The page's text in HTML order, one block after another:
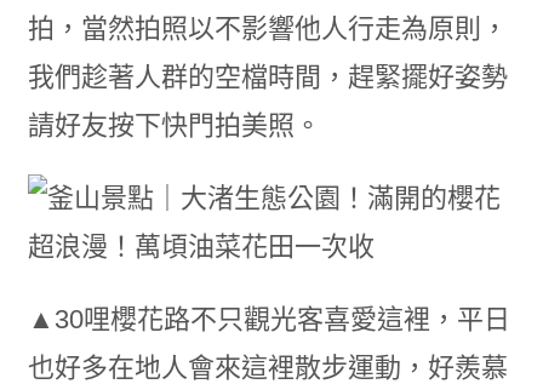
拍，當然拍照以不影響他人行走為原則，
我們趁著人群的空檔時間，趕緊擺好姿勢
請好友按下快門拍美照。
▲30哩櫻花路不只觀光客喜愛這裡，平日
也好多在地人會來這裡散步運動，好羨慕